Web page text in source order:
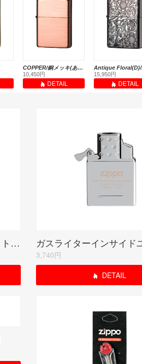
COPPER/銅メッキ(あかがね)
10,450円
DETAIL
15,950円
DETAIL
ガスライターインサイドユニット/ダブルトーチ(ガスなし)
3,740円
DETAIL